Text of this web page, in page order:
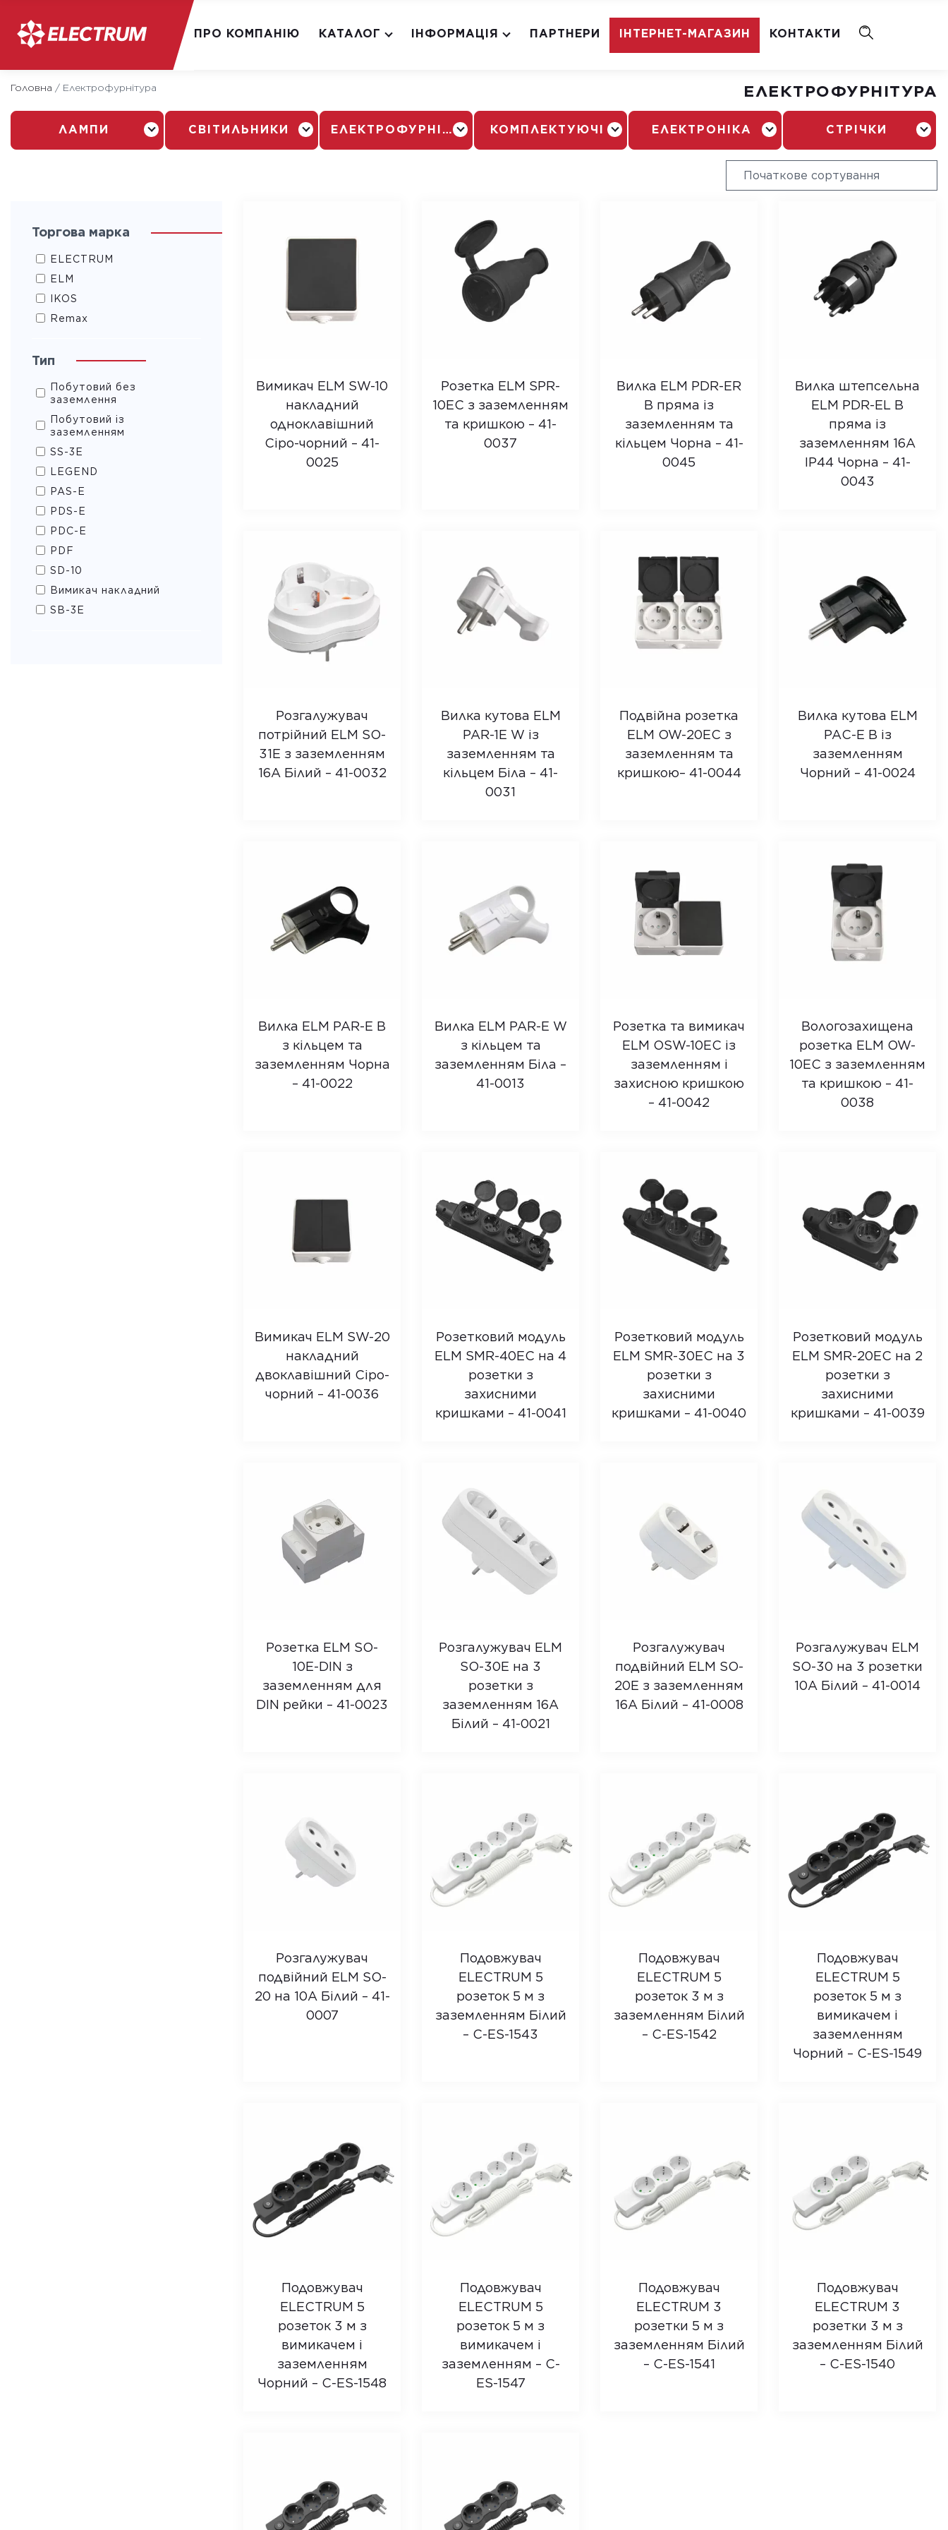
content
ПРО КОМПАНІЮ КАТАЛОГ ІНФОРМАЦІЯ ПАРТНЕРИ ІНТЕРНЕТ-МАГАЗИН КОНТАКТИ
Головна / Електрофурнітура ЕЛЕКТРОФУРНІТУРА
ЛАМПИ СВІТИЛЬНИКИ ЕЛЕКТРОФУРНІТУРА КОМПЛЕКТУЮЧІ ЕЛЕКТРОНІКА СТРІЧКИ
Торгова марка
ELECTRUM
ELM
IKOS
Remax
Тип
Побутовий без
заземлення
Побутовий із
заземленням
SS-3E
LEGEND
PAS-E
PDS-E
PDC-E
PDF
SD-10
Вимикач накладний
SB-3E
Вимикач ELM SW-10
накладний
одноклавішний
Сіро-чорний – 41-
0025
Розетка ELM SPR-
10EC з заземленням
та кришкою – 41-
0037
Вилка ELM PDR-ER
B пряма із
заземленням та
кільцем Чорна – 41-
0045
Вилка штепсельна
ELM PDR-EL B
пряма із
заземленням 16А
IP44 Чорна – 41-
0043
Розгалужувач
потрійний ELM SO-
31E з заземленням
16А Білий – 41-0032
Вилка кутова ELM
PAR-1E W із
заземленням та
кільцем Біла – 41-
0031
Подвійна розетка
ELM OW-20EC з
заземленням та
кришкою – 41-0044
Вилка кутова ELM
PAС-E В із
заземленням
Чорний – 41-0024
Вилка ELM PAR-E B
з кільцем та
заземленням Чорна
– 41-0022
Вилка ELM PAR-E W
з кільцем та
заземленням Біла –
41-0013
Розетка та вимикач
ELM OSW-10EC із
заземленням і
захисною кришкою
– 41-0042
Вологозахищена
розетка ELM OW-
10EC з заземленням
та кришкою – 41-
0038
Вимикач ELM SW-20
накладний
двоклавішний Сіро-
чорний – 41-0036
Розетковий модуль
ELM SMR-40EC на 4
розетки з
захисними
кришками – 41-0041
Розетковий модуль
ELM SMR-30EC на 3
розетки з
захисними
кришками – 41-0040
Розетковий модуль
ELM SMR-20EC на 2
розетки з
захисними
кришками – 41-0039
Розетка ELM SO-
10E-DIN з
заземленням для
DIN рейки – 41-0023
Розгалужувач ELM
SO-30E на 3
розетки з
заземленням 16A
Білий – 41-0021
Розгалужувач
подвійний ELM SO-
20E з заземленням
16А Білий – 41-0008
Розгалужувач ELM
SO-30 на 3 розетки
10A Білий – 41-0014
Розгалужувач
подвійний ELM SO-
20 на 10A Білий – 41-
0007
Подовжувач
ELECTRUM 5
розеток 5 м з
заземленням Білий
– C-ES-1543
Подовжувач
ELECTRUM 5
розеток 3 м з
заземленням Білий
– C-ES-1542
Подовжувач
ELECTRUM 5
розеток 5 м з
вимикачем і
заземленням
Чорний – C-ES-1549
Подовжувач
ELECTRUM 5
розеток 3 м з
вимикачем і
заземленням
Чорний – C-ES-1548
Подовжувач
ELECTRUM 5
розеток 5 м з
вимикачем і
заземленням – C-
ES-1547
Подовжувач
ELECTRUM 3
розетки 5 м з
заземленням Білий
– C-ES-1541
Подовжувач
ELECTRUM 3
розетки 3 м з
заземленням Білий
– C-ES-1540